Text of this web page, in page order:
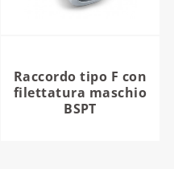
Raccordo tipo F con
filettatura maschio
BSPT